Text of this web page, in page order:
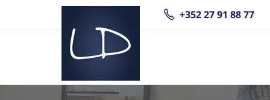
+352 27 91 88 77